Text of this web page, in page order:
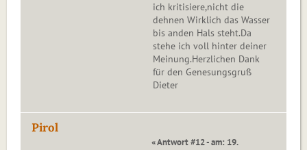
ich kritisiere,nicht die
dehnen Wirklich das Wasser
bis anden Hals steht.Da
stehe ich voll hinter deiner
Meinung.Herzlichen Dank
für den Genesungsgruß
Dieter
Pirol
« Antwort #12 - am: 19.